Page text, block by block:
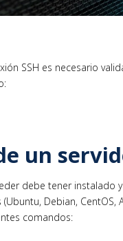
SSH es necesario
un
debe tener instalado
Debian, CentOS,
comandos: